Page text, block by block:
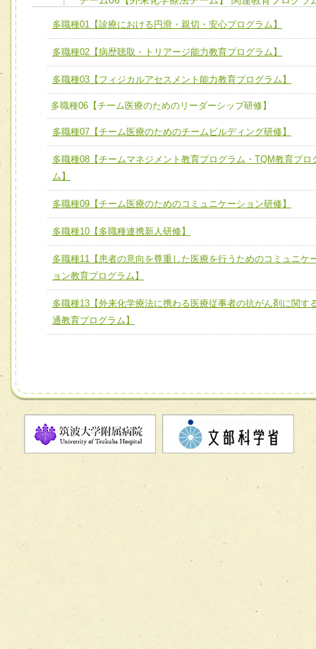
ユニット１ 医療人としての基礎能力
全人的医療を実践する医療人として、必要な基礎能力を身
ける
ユニット２ チーム医療構成力
必要に応じて柔軟に医療チームを組織し、強調できる
ユニット３ 多職種連携力
他職種の視点とスキルを学び、相互理解と連携を深める
チーム01【病院内横断的問題解決チーム】
チーム02【地域医療連携推進による高度医療を必要とする
宅患者等支援チーム】
チーム03【癌患者服薬サポートチーム】
チーム04【口腔ケアチーム】
チーム05【せん妄対策チーム】
チーム07【病院職員に対する院内感染対策教育チーム】
チーム08【地域関係機関と連携した小児リハビリテーショ
チーム09【術前から始める周術期リハビリテーションチー
ム】
チーム10【包括的リハビリテーションコンサルテーション
ーム】
チーム13【非がんに対する緩和ケアチーム】
多職種01【診療における円滑・親切・安心プログラム】
多職種02【病歴聴取・トリアージ能力教育プログラム】
多職種03【フィジカルアセスメント能力教育プログラム】
多職種06【チーム医療のためのリーダーシップ研修】
多職種07【チーム医療のためのチームビルディング研修】
多職種08【チームマネジメント教育プログラム・TQM教育プロ
ム】
多職種09【チーム医療のためのコミュニケーション研修】
多職種10【多職種連携新人研修】
多職種11【患者の意向を尊重した医療を行うためのコミュニケ
ョン教育プログラム】
多職種13【外来化学療法に携わる医療従事者の抗がん剤に関す
通教育プログラム】